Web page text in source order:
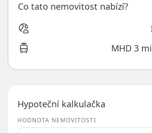
Co tato nemovitost nabízí?
MHD 3
Hypoteční kalkulačka
HODNOTA NEMOVITOSTI